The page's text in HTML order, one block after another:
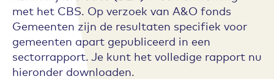
met het CBS. Op verzoek van A&O fonds
Gemeenten zijn de resultaten specifiek voor
gemeenten apart gepubliceerd in een
sectorrapport. Je kunt het volledige rapport nu
hieronder downloaden.